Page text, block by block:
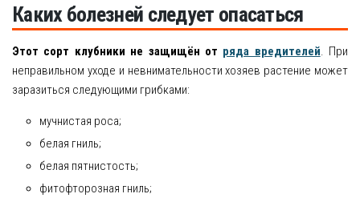
Каких болезней следует опасаться
Этот сорт клубники не защищён от ряда вредителей. При
неправильном уходе и невнимательности хозяев растение может
заразиться следующими грибками:
мучнистая роса;
белая гниль;
белая пятнистость;
фитофторозная гниль;